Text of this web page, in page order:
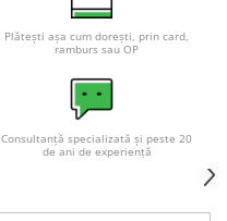
Plătești așa cum dorești, prin card,
ramburs sau OP
Consultanță specializată și peste 20
de ani de experiență